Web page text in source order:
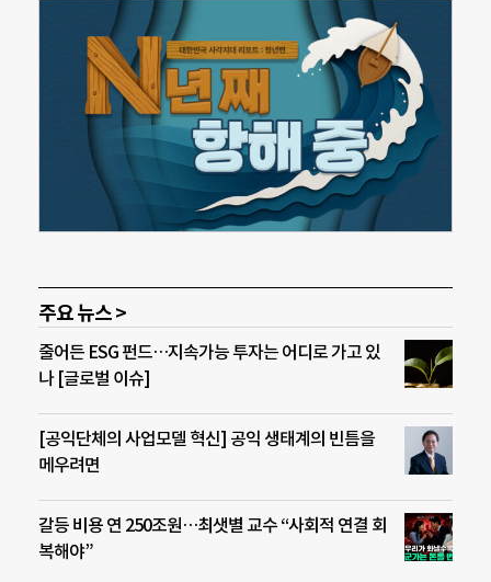
주요 뉴스 >
줄어든 ESG 펀드…지속가능 투자는 어디로 가고 있
나 [글로벌 이슈]
[공익단체의 사업모델 혁신] 공익 생태계의 빈틈을
메우려면
갈등 비용 연 250조원…최샛별 교수 “사회적 연결 회
복해야”